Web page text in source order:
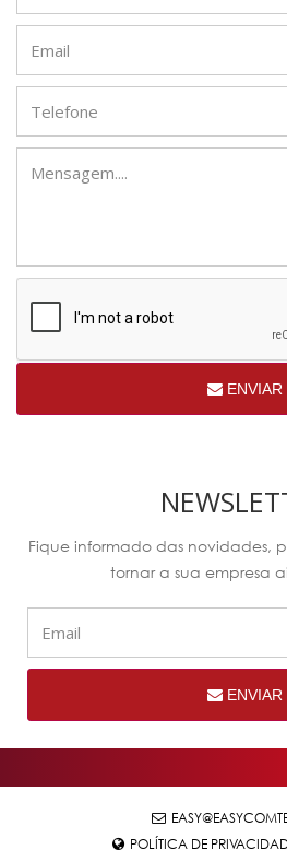
ENVIAR
Fique informado das novidades,
tornar a sua empresa
ENVIAR
POLÍTICA DE